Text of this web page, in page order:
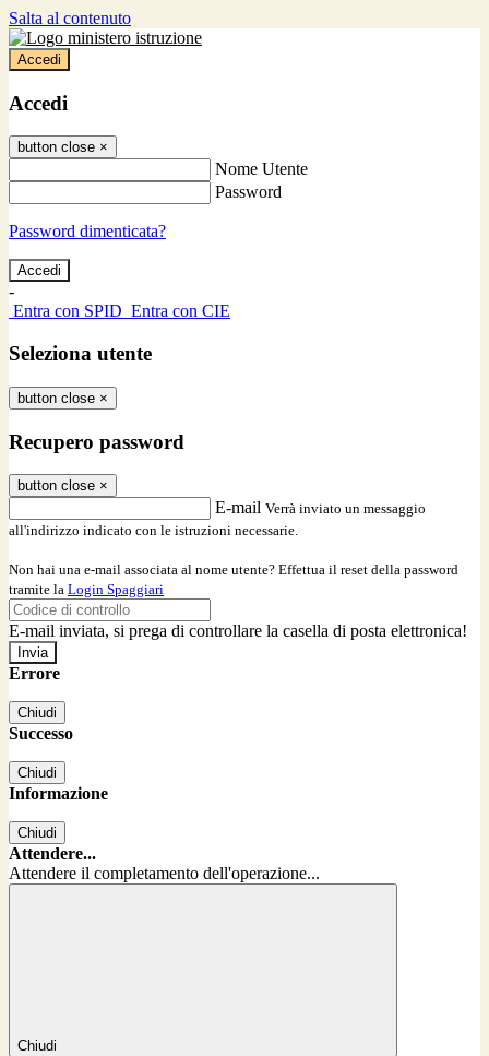
Salta al contenuto
Accedi
Accedi
button close ×
Nome Utente
Password
Password dimenticata?
-
Entra con SPID Entra con CIE
Seleziona utente
button close ×
Recupero password
button close ×
E-mail Verrà inviato un messaggio
all'indirizzo indicato con le istruzioni necessarie.
Non hai una e-mail associata al nome utente? Effettua il reset della password
tramite la Login Spaggiari
E-mail inviata, si prega di controllare la casella di posta elettronica!
Errore
Chiudi
Successo
Chiudi
Informazione
Chiudi
Attendere...
Attendere il completamento dell'operazione...
Chiudi